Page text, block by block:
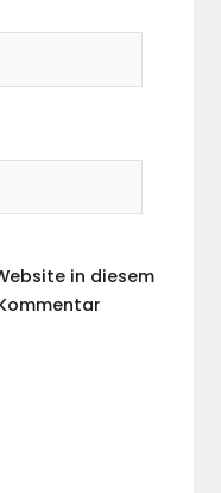
in diesem